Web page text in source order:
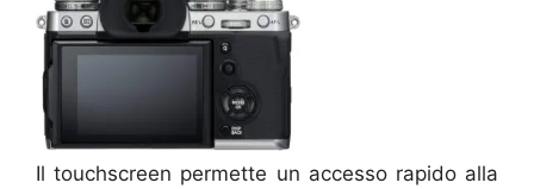
Il touchscreen permette un accesso rapido alla